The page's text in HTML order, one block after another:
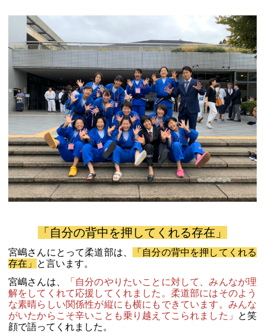
「自分の背中を押してくれる存在」
宮嶋さんにとって柔道部は、
「自分の背中を押してくれる
存在」
と言います。
宮嶋さんは、
「自分のやりたいことに対して、みんなが理
解をしてくれて応援してくれました。柔道部にはそのよう
な素晴らしい関係性が縦にも横にもできています。みんな
がいたからこそ辛いことも乗り越えてこられました」
と笑
顔で語ってくれました。